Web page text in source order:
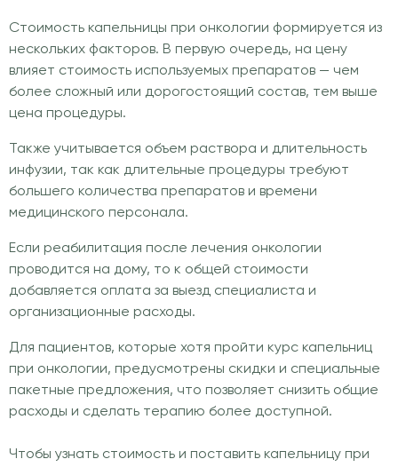
Стоимость капельницы при онкологии формируется из
нескольких факторов. В первую очередь, на цену
влияет стоимость используемых препаратов — чем
более сложный или дорогостоящий состав, тем выше
цена процедуры.
Также учитывается объем раствора и длительность
инфузии, так как длительные процедуры требуют
большего количества препаратов и времени
медицинского персонала.
Если реабилитация после лечения онкологии
проводится на дому, то к общей стоимости
добавляется оплата за выезд специалиста и
организационные расходы.
Для пациентов, которые хотя пройти курс капельниц
при онкологии, предусмотрены скидки и специальные
пакетные предложения, что позволяет снизить общие
расходы и сделать терапию более доступной.
Чтобы узнать стоимость и поставить капельницу при